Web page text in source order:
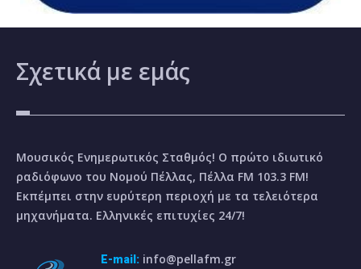
Σχετικά με εμάς
Μουσικός Ενημερωτικός Σταθμός! Ο πρώτο ιδιωτικό
ραδιόφωνο του Νομού Πέλλας, Πέλλα FM 103.3 FM!
Εκπέμπει στην ευρύτερη περιοχή με τα τελειότερα
μηχανήματα. Ελληνικές επιτυχίες 24/7!
E-mail: info@pellafm.gr